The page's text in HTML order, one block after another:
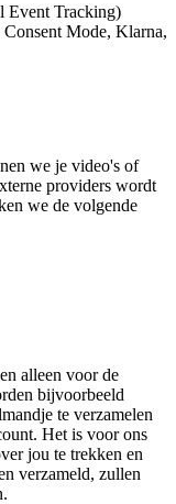
Event Tracking)
Mode, Klarna,
we je video's of
providers wordt
we de volgende
alleen voor de
bijvoorbeeld
te verzamelen
Het is voor ons
jou te trekken en
verzameld, zullen